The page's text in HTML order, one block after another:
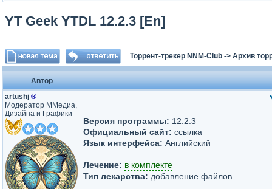
YT Geek YTDL 12.2.3 [En]
Торрент-трекер NNM-Club -> Архив
Автор
artushj ®
Модератор ММедиа,
Дизайна и Графики
Версия программы: 12.2.3
Официальный сайт: ссылка
Язык интерфейса: Английский
Лечение: в комплекте
Тип лекарства: добавление файлов